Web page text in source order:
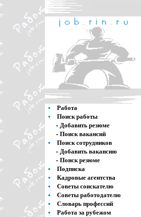
Работа
Поиск работы
- Добавить резюме
- Поиск вакансий
Поиск сотрудников
- Добавить вакансию
- Поиск резюме
Подписка
Кадровые агентства
Советы соискателю
Советы работодателю
Словарь профессий
Работа за рубежом